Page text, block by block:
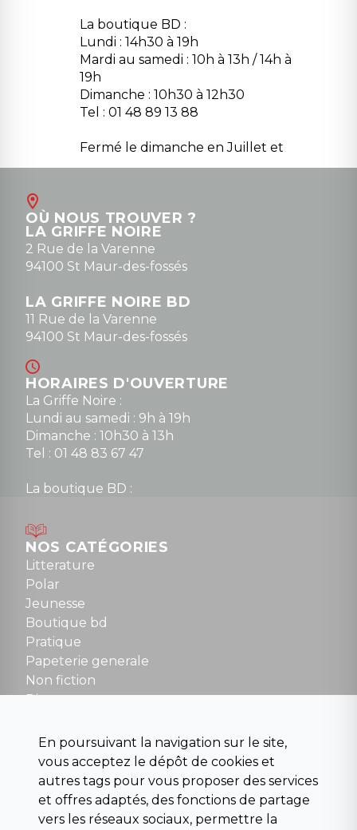
La boutique BD :
Lundi : 14h30 à 19h
Mardi au samedi : 10h à 13h / 14h à
19h
Dimanche : 10h30 à 12h30
Tel : 01 48 89 13 88
Fermé le dimanche en Juillet et
Août
contact@la-griffe-noire.com
0148836747
OÙ NOUS TROUVER ?
LA GRIFFE NOIRE
2 Rue de la Varenne
94100 St Maur-des-fossés
LA GRIFFE NOIRE BD
11 Rue de la Varenne
94100 St Maur-des-fossés
HORAIRES D'OUVERTURE
La Griffe Noire :
Lundi au samedi : 9h à 19h
Dimanche : 10h30 à 13h
Tel : 01 48 83 67 47
La boutique BD :
Mardi au samedi : 10h à 13h / 14h à 19h
Dimanche : 10h30 à 12h30
Tel : 01 48 89 13 88
NOUS CONTACTER
contact@la-griffe-noire.com
NOS CATÉGORIES
Litterature
Polar
Jeunesse
Boutique bd
Pratique
Papeterie generale
Non fiction
Divers
Beaux livres et art
Para scolaire
Histoire
Pochoteque
Pleiade
En poursuivant la navigation sur le site,
vous acceptez le dépôt de cookies et
autres tags pour vous proposer des services
et offres adaptés, des fonctions de partage
vers les réseaux sociaux, permettre la